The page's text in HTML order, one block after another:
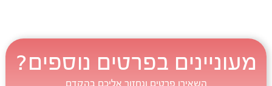
מעוניינים בפרטים נוספים?